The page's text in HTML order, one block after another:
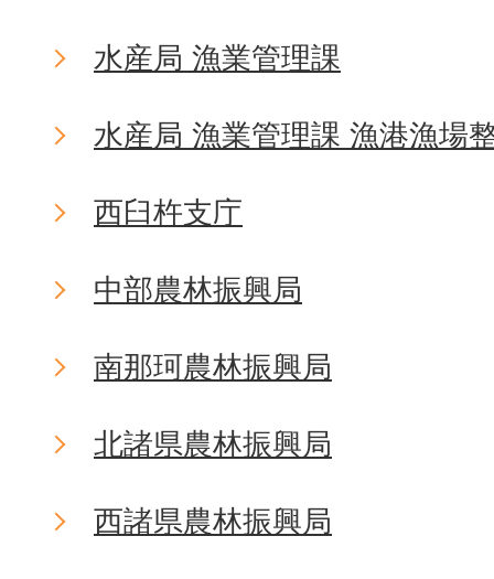
水産局 漁業管理課
水産局 漁業管理課 漁港漁場
西臼杵支庁
中部農林振興局
南那珂農林振興局
北諸県農林振興局
西諸県農林振興局